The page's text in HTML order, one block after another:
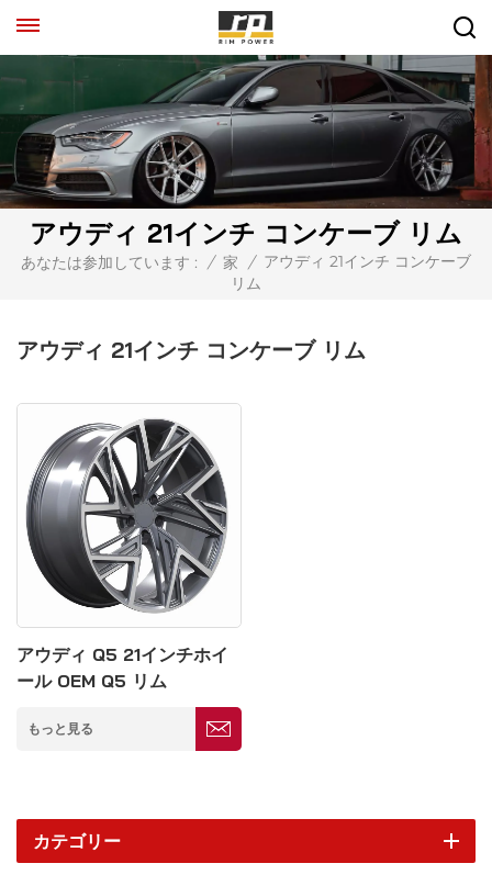
アウディ 21インチ コンケーブ リム
あなたは参加しています : / 家 / アウディ 21インチ コンケーブ
リム
アウディ 21インチ コンケーブ リム
アウディ Q5 21インチホイ
ール OEM Q5 リム
もっと見る
カテゴリー